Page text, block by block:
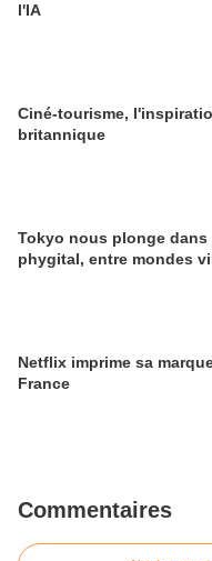
l'IA
Ciné-tourisme,
britannique
Tokyo nous plonge dans
phygital, entre mondes
Netflix imprime sa
France
Commentaires